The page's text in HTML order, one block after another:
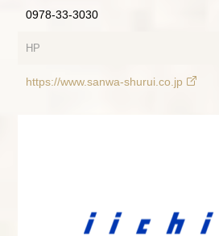
0978-33-3030
HP
https://www.sanwa-shurui.co.jp